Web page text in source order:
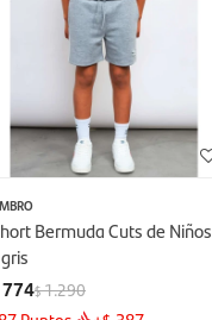
Bermuda Cuts de Niños
774$1.290